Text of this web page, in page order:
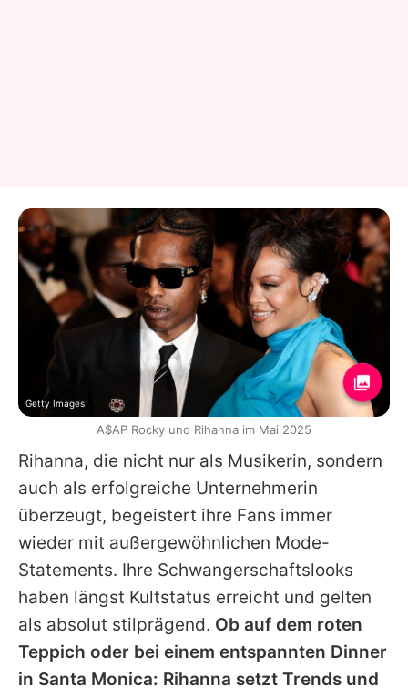
Rihanna, die nicht nur als Musikerin, sondern
auch als erfolgreiche Unternehmerin
überzeugt, begeistert ihre Fans immer
wieder mit außergewöhnlichen Mode-
Statements. Ihre Schwangerschaftslooks
haben längst Kultstatus erreicht und gelten
als absolut stilprägend. Ob auf dem roten
Teppich oder bei einem entspannten Dinner
in Santa Monica: Rihanna setzt Trends und
Getty Images
A$AP Rocky und Rihanna im Mai 2025